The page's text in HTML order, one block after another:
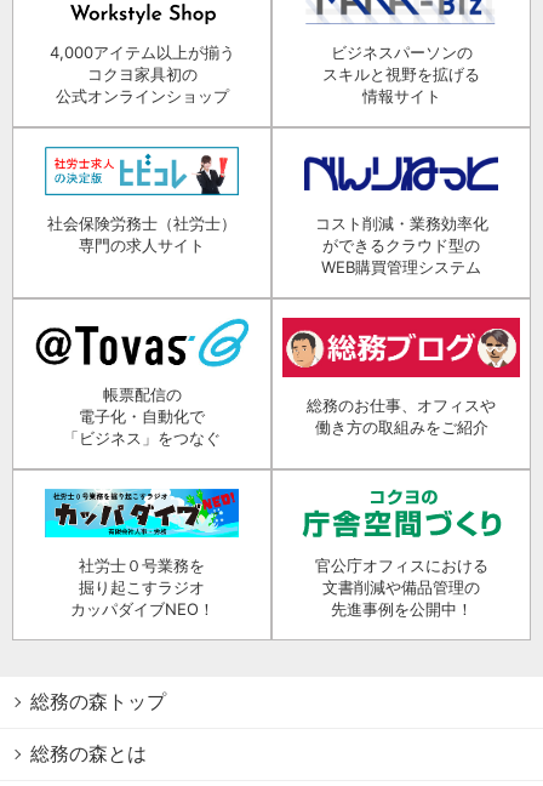
4,000アイテム以上が揃う
コクヨ家具初の
公式オンラインショップ
ビジネスパーソンの
スキルと視野を拡げる
情報サイト
社会保険労務士（社労士）
専門の求人サイト
コスト削減・業務効率化
ができるクラウド型の
WEB購買管理システム
帳票配信の
電子化・自動化で
「ビジネス」をつなぐ
総務のお仕事、オフィスや
働き方の取組みをご紹介
社労士０号業務を
掘り起こすラジオ
カッパダイブNEO！
官公庁オフィスにおける
文書削減や備品管理の
先進事例を公開中！
総務の森トップ
総務の森とは